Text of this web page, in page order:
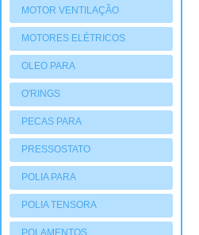
MOTOR VENTILAÇÃO
MOTORES ELÉTRICOS
OLEO PARA
COMPRESSORES
O'RINGS
PECAS PARA
COMPRESSORES
PRESSOSTATO
POLIA PARA
COMPRESSORES
POLIA TENSORA
POLAMENTOS